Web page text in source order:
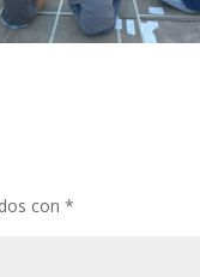
con*